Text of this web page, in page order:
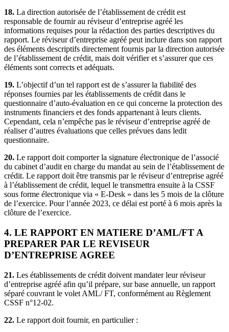
18. La direction autorisée de l’établissement de crédit est
responsable de fournir au réviseur d’entreprise agréé les
informations requises pour la rédaction des parties descriptives du
rapport. Le réviseur d’entreprise agréé peut inclure dans son rapport
des éléments descriptifs directement fournis par la direction autorisée
de l’établissement de crédit, mais doit vérifier et s’assurer que ces
éléments sont corrects et adéquats.
19. L’objectif d’un tel rapport est de s’assurer la fiabilité des
réponses fournies par les établissements de crédit dans le
questionnaire d’auto-évaluation en ce qui concerne la protection des
instruments financiers et des fonds appartenant à leurs clients.
Cependant, cela n’empêche pas le réviseur d’entreprise agréé de
réaliser d’autres évaluations que celles prévues dans ledit
questionnaire.
20. Le rapport doit comporter la signature électronique de l’associé
du cabinet d’audit en charge du mandat au sein de l’établissement de
crédit. Le rapport doit être transmis par le réviseur d’entreprise agréé
à l’établissement de crédit, lequel le transmettra ensuite à la CSSF
sous forme électronique via « E-Desk » dans les 5 mois de la clôture
de l’exercice. Pour l’année 2023, ce délai est porté à 6 mois après la
clôture de l’exercice.
4. LE RAPPORT EN MATIERE D’AML/FT A
PREPARER PAR LE REVISEUR
D’ENTREPRISE AGREE
21. Les établissements de crédit doivent mandater leur réviseur
d’entreprise agréé afin qu’il prépare, sur base annuelle, un rapport
séparé couvrant le volet AML/ FT, conformément au Règlement
CSSF n°12-02.
22. Le rapport doit fournir, en particulier :